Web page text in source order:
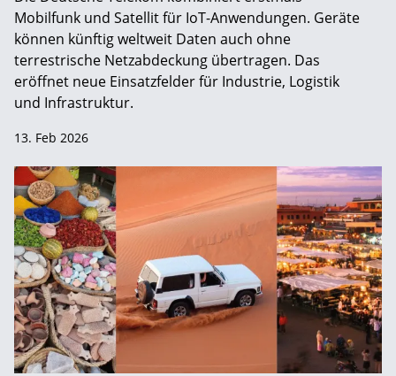
Mobilfunk und Satellit für IoT-Anwendungen. Geräte
können künftig weltweit Daten auch ohne
terrestrische Netzabdeckung übertragen. Das
eröffnet neue Einsatzfelder für Industrie, Logistik
und Infrastruktur.
13. Feb 2026